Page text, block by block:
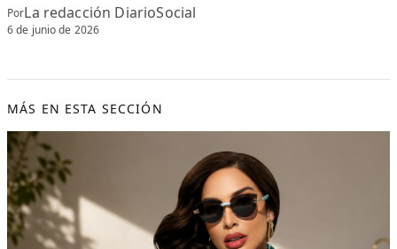
PorLa redacción DiarioSocial
6 de junio de 2026
MÁS EN ESTA SECCIÓN